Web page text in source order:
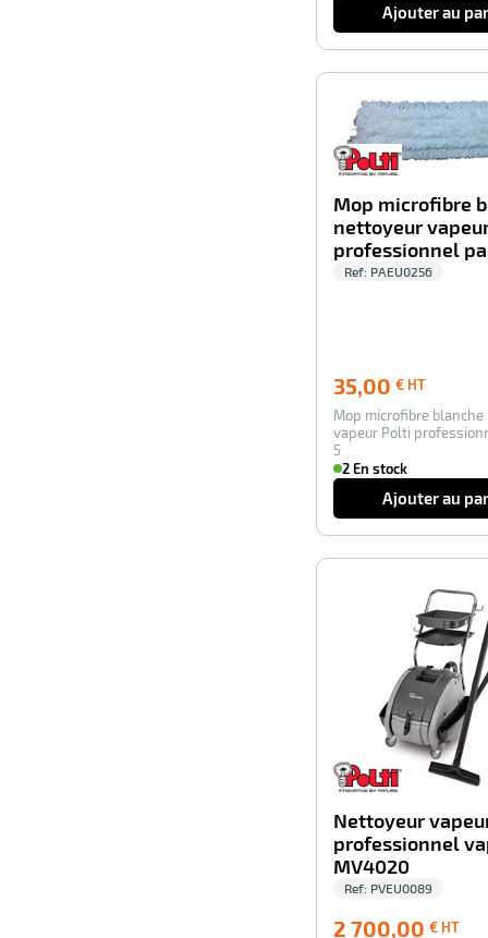
Ajouter au
Mop microfibre
nettoyeur
professionnel
Ref: PAEU0256
35,00 € HT
HT
Mop microfibre
vapeur Polti
5
2 En stock
Ajouter au
Nettoyeur
professionnel
MV4020
Ref: PVEU0089
2 700,00 € HT